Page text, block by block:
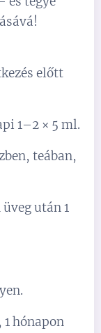
előtt
1–2 × 5 ml.
teában,
után 1
hónapon